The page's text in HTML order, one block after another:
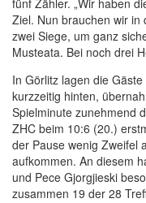
fünf Zähler. „Wir haben
Ziel. Nun brauchen wir in
zwei Siege, um ganz
Musteata. Bei noch drei
In Görlitz lagen die
kurzzeitig hinten,
Spielminute zunehmend
ZHC beim 10:6 (20.)
der Pause wenig Zweifel
aufkommen. An diesem
und Pece Gjorgjieski
zusammen 19 der 28